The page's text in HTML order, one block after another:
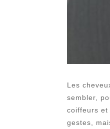
Les
sembler,
coiffeurs et
gestes,